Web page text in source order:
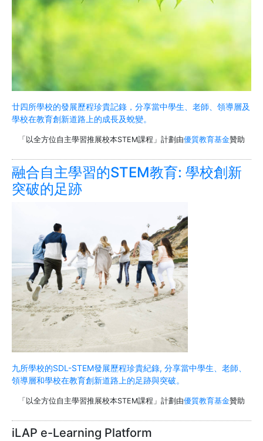
廿四所學校的發展歷程珍貴記錄，分享當中學生、老師、領導層及
學校在教育創新道路上的成長及蛻變。
「以全方位自主學習推展校本STEM課程」計劃由優質教育基金贊助
融合自主學習的STEM教育: 學校創新
突破的足跡
九所學校的SDL-STEM發展歷程珍貴紀錄, 分享當中學生、老師、
領導層和學校在教育創新道路上的足跡與突破。
「以全方位自主學習推展校本STEM課程」計劃由優質教育基金贊助
iLAP e-Learning Platform